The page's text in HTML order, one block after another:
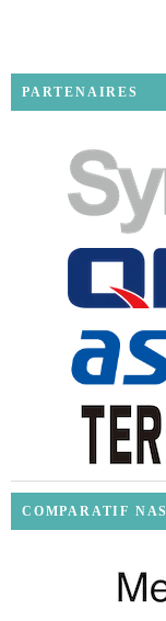
PARTENAIRES
COMPARATIF NAS